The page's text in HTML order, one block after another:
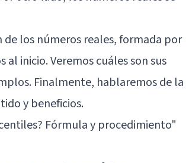
los números reales, formada por
inicio. Veremos cuáles son sus
Finalmente, hablaremos de la
y beneficios.
Fórmula y procedimiento"